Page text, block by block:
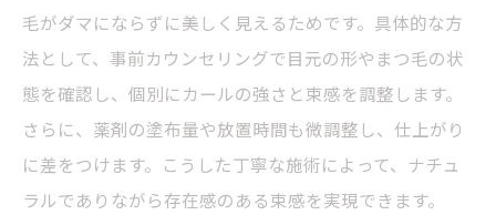
毛がダマにならずに美しく見えるためです。具体的な方
法として、事前カウンセリングで目元の形やまつ毛の状
態を確認し、個別にカールの強さと束感を調整します。
さらに、薬剤の塗布量や放置時間も微調整し、仕上がり
に差をつけます。こうした丁寧な施術によって、ナチュ
ラルでありながら存在感のある束感を実現できます。